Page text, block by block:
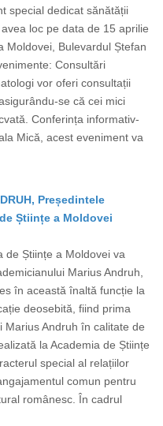
special dedicat sănătății
loc pe data de 15 aprilie
Moldovei, Bulevardul Ștefan
Consultări
vor oferi consultații
se că cei mici
Conferința informativ-
Mică, acest eveniment va
Președintele
Științe a Moldovei
de Științe a Moldovei va
Marius Andruh,
în această înaltă funcție la
deosebită, fiind prima
Andruh în calitate de
la Academia de Științe
special al relațiilor
comun pentru
românesc. În cadrul